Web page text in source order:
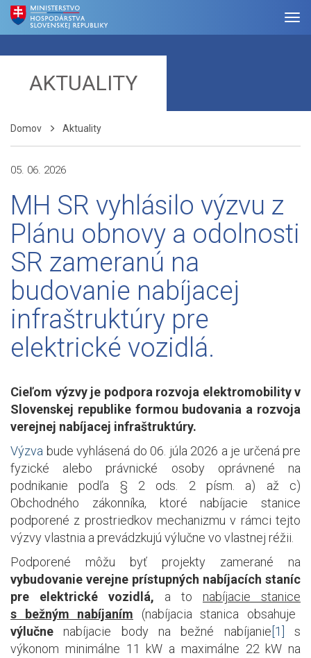
AKTUALITY
Domov Aktuality
05. 06. 2026
MH SR vyhlásilo výzvu z
Plánu obnovy a odolnosti
SR zameranú na
budovanie nabíjacej
infraštruktúry pre
elektrické vozidlá.
Cieľom výzvy je podpora rozvoja elektromobility v
Slovenskej republike formou budovania a rozvoja
verejnej nabíjacej infraštruktúry.
Výzva bude vyhlásená do 06. júla 2026 a je určená pre
fyzické alebo právnické osoby oprávnené na
podnikanie podľa § 2 ods. 2 písm. a) až c)
Obchodného zákonníka, ktoré nabíjacie stanice
podporené z prostriedkov mechanizmu v rámci tejto
výzvy vlastnia a prevádzkujú výlučne vo vlastnej réžii.
Podporené môžu byť projekty zamerané na
vybudovanie verejne prístupných nabíjacích staníc
pre elektrické vozidlá, a to nabíjacie stanice
s bežným nabíjaním (nabíjacia stanica obsahuje
výlučne nabíjacie body na bežné nabíjanie [1]
s
výkonom minimálne 11 kW a maximálne 22 kW na